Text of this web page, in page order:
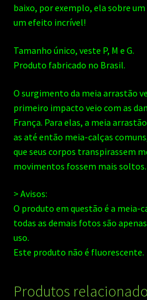
baixo, por exemplo, ela sobre
um efeito incrível!
Tamanho único, veste P, M e G.
Produto fabricado no Brasil.
O surgimento da meia arrastão
primeiro impacto veio com as
França. Para elas, a meia
as até então meia-calças
que seus corpos transpirassem
movimentos fossem mais soltos.
> Avisos:
O produto em questão é a meia-
todas as demais fotos são
uso.
Este produto não é fluorescente.
Produtos